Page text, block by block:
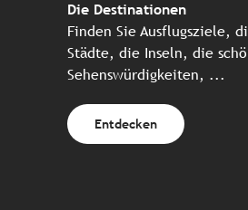
Die Destinationen
Finden Sie Ausflugsziele,
Städte, die Inseln, die
Sehenswürdigkeiten, ...
Entdecken